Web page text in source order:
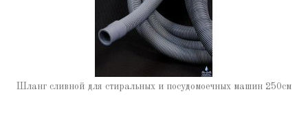
Шланг сливной для стиральных и посудомоечных машин 250см